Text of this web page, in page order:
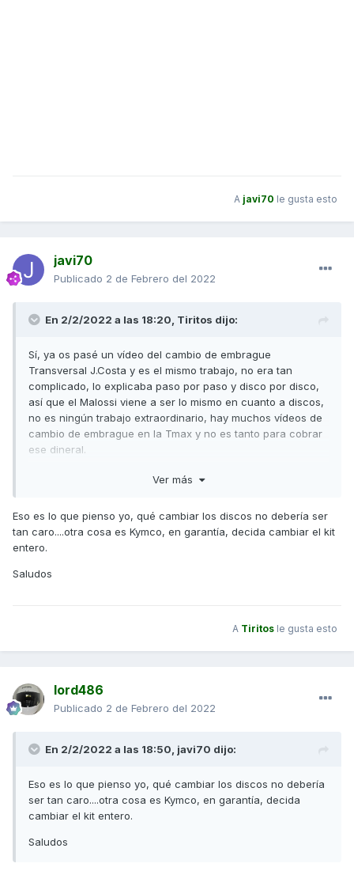
A javi70 le gusta esto
javi70
Publicado 2 de Febrero del 2022
En 2/2/2022 a las 18:20, Tiritos dijo:
Sí, ya os pasé un vídeo del cambio de embrague
Transversal J.Costa y es el mismo trabajo, no era tan
complicado, lo explicaba paso por paso y disco por disco,
así que el Malossi viene a ser lo mismo en cuanto a discos,
no es ningún trabajo extraordinario, hay muchos vídeos de
cambio de embrague en la Tmax y no es tanto para cobrar
ese dineral.
otra cosa es que en Kymco sustituyan no solo los discos, si
Saludos
Ver más
Eso es lo que pienso yo, qué cambiar los discos no debería ser
tan caro....otra cosa es Kymco, en garantía, decida cambiar el kit
entero.
Saludos
A Tiritos le gusta esto
lord486
Publicado 2 de Febrero del 2022
En 2/2/2022 a las 18:50, javi70 dijo:
Eso es lo que pienso yo, qué cambiar los discos no debería
ser tan caro....otra cosa es Kymco, en garantía, decida
cambiar el kit entero.
Saludos